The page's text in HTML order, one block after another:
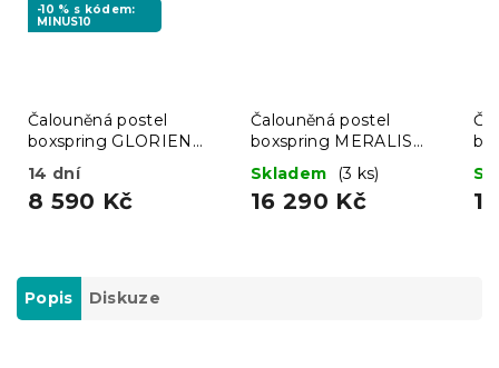
-10 % s kódem:
MINUS10
Čalouněná postel
boxspring GLORIEN
VELVET 90x200 cm
šedáKRONOS 15
14 dní
8 590 Kč
Čalouněná postel
boxspring MERALIS
180x200 cm šedá
COSMIC 160
Skladem (3 ks)
16 290 Kč
Popis Diskuze